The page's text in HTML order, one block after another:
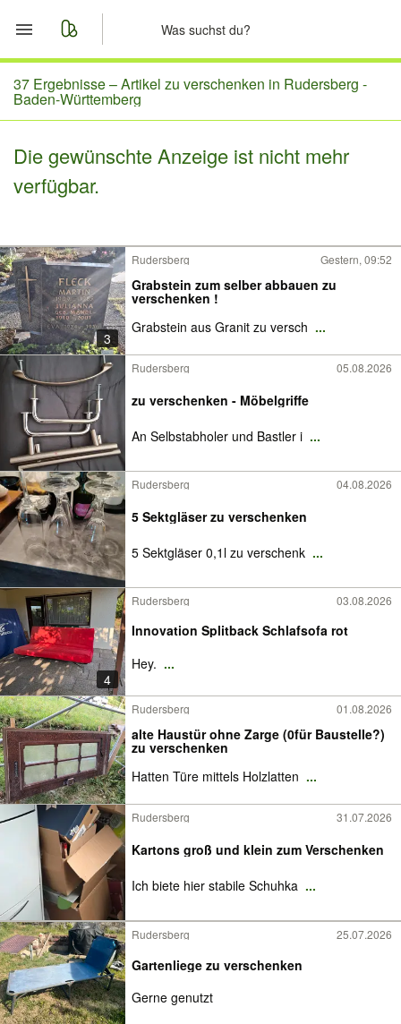
Start
Merkliste
Nachrichten
37 Ergebnisse –Artikel zu verschenken in Rudersberg -
Baden-Württemberg
Die gewünschte Anzeige ist nicht mehr
verfügbar.
3
Rudersberg Gestern, 09:52
Grabstein zum selber abbauen zu
verschenken !
Grabstein aus Granit zu versch ...
Rudersberg 05.08.2026
zu verschenken - Möbelgriffe
An Selbstabholer und Bastler i ...
Rudersberg 04.08.2026
5 Sektgläser zu verschenken
5 Sektgläser 0,1l zu verschenk ...
4
Rudersberg 03.08.2026
Innovation Splitback Schlafsofa rot
Hey. ...
Rudersberg 01.08.2026
alte Haustür ohne Zarge (0für Baustelle?)
zu verschenken
Hatten Türe mittels Holzlatten ...
Rudersberg 31.07.2026
Kartons groß und klein zum Verschenken
Ich biete hier stabile Schuhka ...
Rudersberg 25.07.2026
Gartenliege zu verschenken
Gerne genutzt